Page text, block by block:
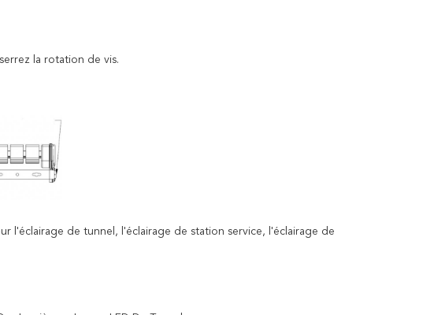
la rotation de vis.
l'éclairage de tunnel, l'éclairage de station service, l'éclairage de